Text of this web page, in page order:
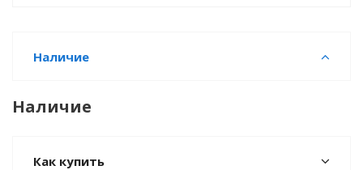
Наличие
Наличие
Как купить